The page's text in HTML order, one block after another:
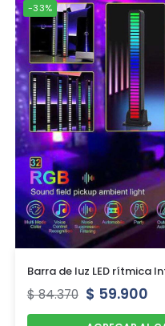
-33%
Barra de luz LED rítmica
$84.370 $ 59.900